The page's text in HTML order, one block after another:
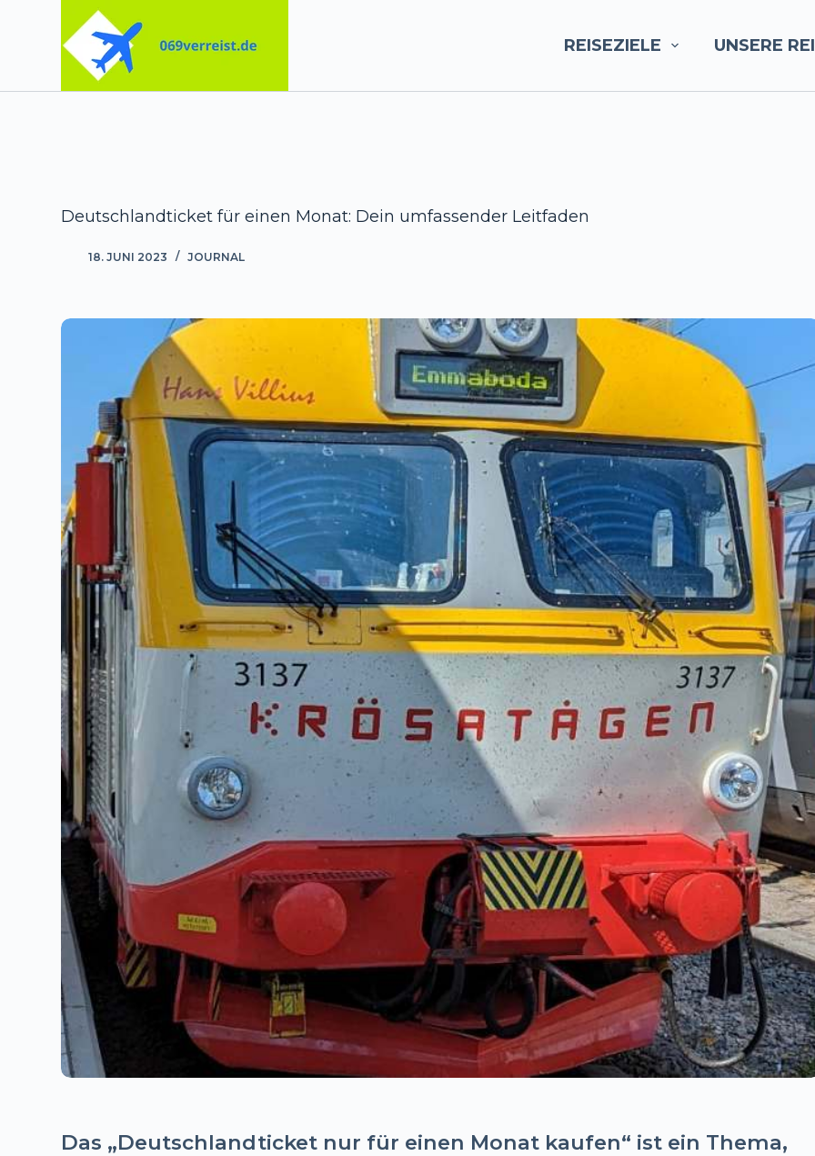
REISEZIELE UNSERE
Deutschlandticket für einen Monat: Dein umfassender Leitfaden
18. JUNI 2023 JOURNAL
Das „Deutschlandticket nur für einen Monat kaufen“ ist ein Thema,